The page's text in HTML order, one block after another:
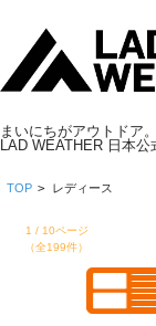
まいにちがアウトドア
LAD WEATHER 日本公
TOP > レディース
1 / 10ページ
（全199件）